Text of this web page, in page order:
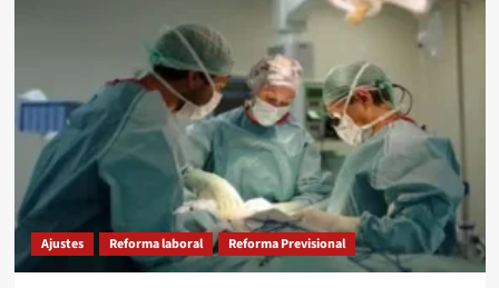
Ajustes Reforma laboral Reforma Previsional